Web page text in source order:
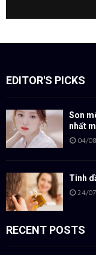
EDITOR'S PICKS
Son
nhất
04/
Tinh
24/
RECENT POSTS